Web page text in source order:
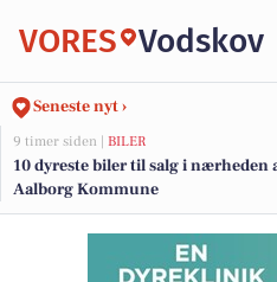
VORES Vodskov
Seneste nyt ›
9 timer siden | BILER
10 dyreste biler til salg i nærheden
Aalborg Kommune